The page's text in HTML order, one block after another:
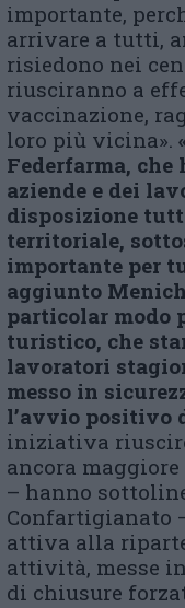
importante,
arrivare a tutti,
risiedono nei
riusciranno a
vaccinazione,
loro più vicina».
Federfarma, che
aziende e dei
disposizione
territoriale,
importante per
aggiunto
particolar modo
turistico, che
lavoratori
messo in
l’avvio positivo
iniziativa
ancora
– hanno
Confartigianato
attiva alla
attività, messe
di chiusure